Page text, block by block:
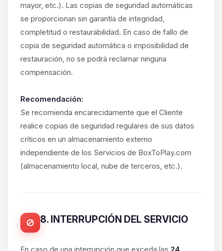
mayor, etc.). Las copias de seguridad automáticas
se proporcionan sin garantía de integridad,
completitud o restaurabilidad. En caso de fallo de
copia de seguridad automática o imposibilidad de
restauración, no se podrá reclamar ninguna
compensación.
Recomendación:
Se recomienda encarecidamente que el Cliente
realice copias de seguridad regulares de sus datos
críticos en un almacenamiento externo
independiente de los Servicios de BoxToPlay.com
(almacenamiento local, nube de terceros, etc.).
8. INTERRUPCIÓN DEL SERVICIO